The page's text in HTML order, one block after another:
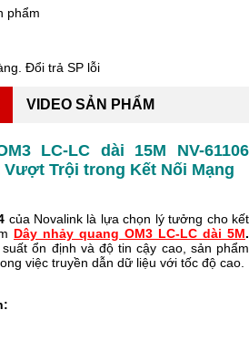
phẩm
Đổi trả SP lỗi
VIDEO SẢN PHẨM
LC-LC dài 15M NV-61106
Vượt Trội trong Kết Nối Mạng
của Novalink là lựa chọn lý tưởng cho kết
Dây nhảy quang OM3 LC-LC dài 5M.
ổn định và độ tin cậy cao, sản phẩm
việc truyền dẫn dữ liệu với tốc độ cao.